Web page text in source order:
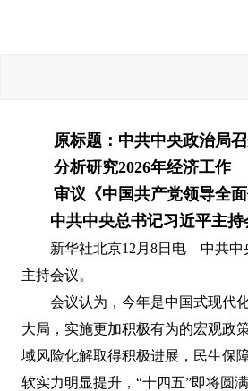
原标题：中共中央政治局
分析研究2026年经济工作
审议《中国共产党领导全
中共中央总书记习近平主持
新华社北京12月8日电 中共中
主持会议。
会议认为，今年是中国式现代
大局，实施更加积极有为的宏观政
域风险化解取得积极进展，民生保
软实力明显提升，“十四五”即将圆